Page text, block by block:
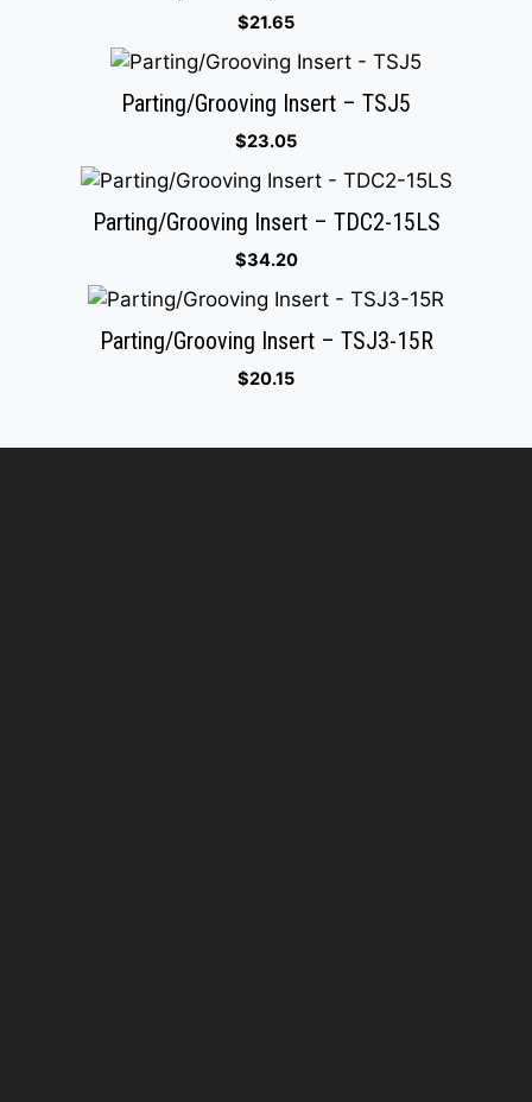
$21.65
Parting/Grooving Insert – TSJ5
$23.05
Parting/Grooving Insert – TDC2-15LS
$34.20
Parting/Grooving Insert – TSJ3-15R
$20.15